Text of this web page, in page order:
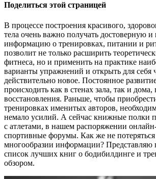
Поделиться этой страницей
В процессе построения красивого,
тела очень важно получать достоверную
информацию о тренировках, питании и
позволит не только расширить
фитнеса, но и применить на практике
варианты упражнений и открыть для себя
действительно новое. Постоянное
происходить как в стенах зала, так и дома,
восстановления. Раньше, чтобы
тренировках именитых авторов,
немало усилий. А сейчас книжные полки
с атлетами, в нашем распоряжении
спортивные форумы. Как же не потеряться
многообразии информации?
список лучших книг о бодибилдинге и
обзором.